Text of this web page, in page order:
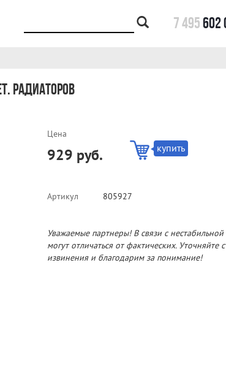
7 495602
радиаторов
Цена
929 руб. купить
Артикул 805927
Уважаемые партнеры! В связи с
могут отличаться от фактических.
извинения и благодарим за понимание!